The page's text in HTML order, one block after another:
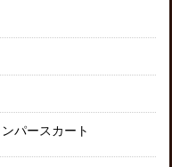
パースカート